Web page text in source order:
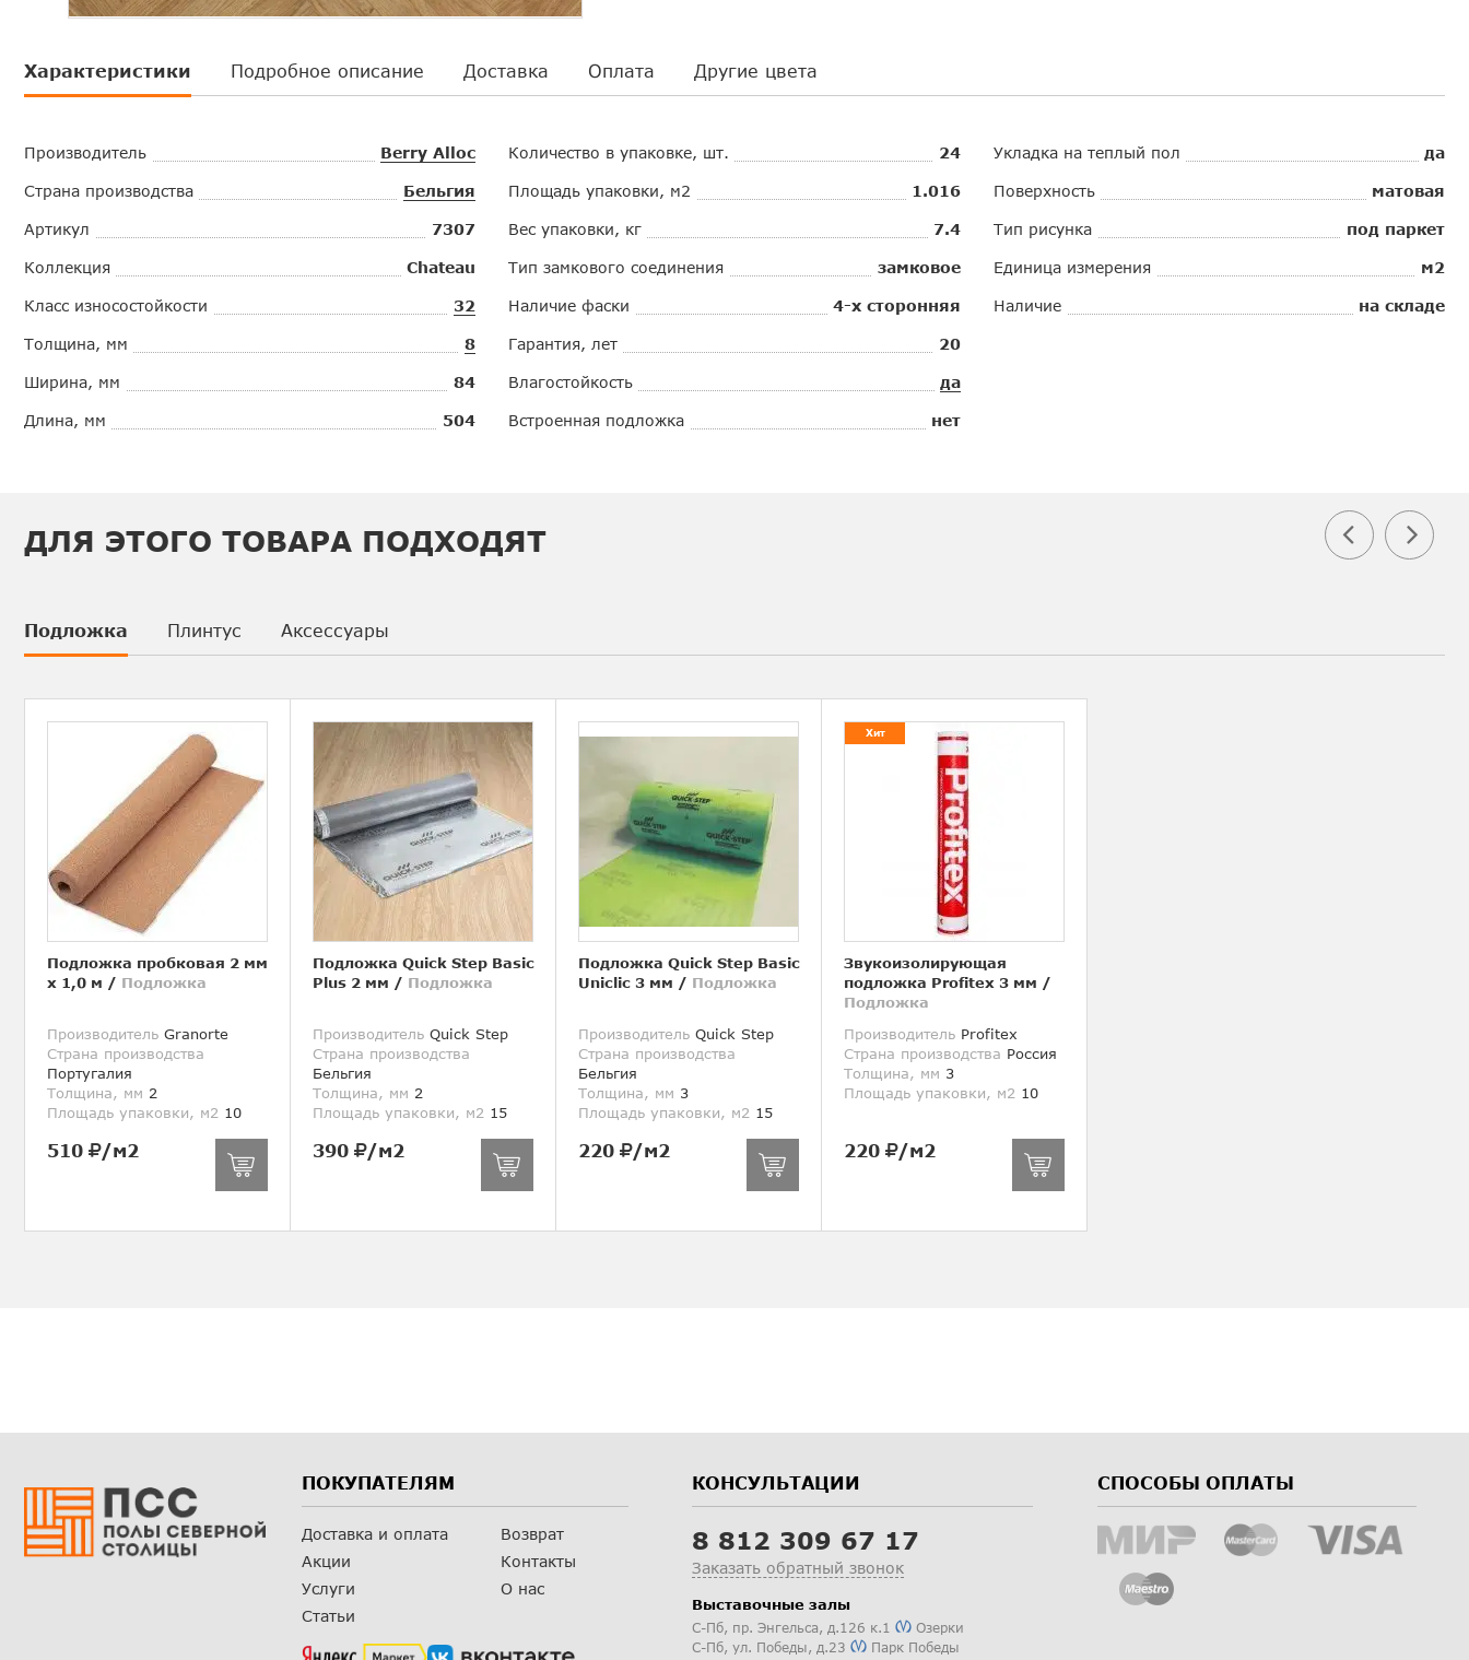
Характеристики Подробное описание Доставка Оплата Другие цвета
Производитель Berry Alloc
Страна производства Бельгия
Артикул 7307
Коллекция Chateau
Класс износостойкости 32
Толщина, мм 8
Ширина, мм 84
Длина, мм 504
Количество в упаковке, шт. 24
Площадь упаковки, м2 1.016
Вес упаковки, кг 7.4
Тип замкового соединения замковое
Наличие фаски 4-х сторонняя
Гарантия, лет 20
Влагостойкость да
Встроенная подложка нет
Укладка на теплый пол да
Поверхность матовая
Тип рисунка под паркет
Единица измерения м2
Наличие на складе
ДЛЯ ЭТОГО ТОВАРА ПОДХОДЯТ
Подложка Плинтус Аксессуары
Подложка пробковая 2 мм
х 1,0 м / Подложка
Производитель Granorte
Страна производства
Португалия
Толщина, мм 2
Площадь упаковки, м2 10
510 /м2
Подложка Quick Step Basic
Plus 2 мм / Подложка
Производитель Quick Step
Страна производства
Бельгия
Толщина, мм 2
Площадь упаковки, м2 15
390 /м2
Подложка Quick Step Basic
Uniclic 3 мм / Подложка
Производитель Quick Step
Страна производства
Бельгия
Толщина, мм 3
Площадь упаковки, м2 15
220 /м2
Хит
Звукоизолирующая
подложка Profitex 3 мм /
Подложка
Производитель Profitex
Страна производства Россия
Толщина, мм 3
Площадь упаковки, м2 10
220 /м2
ПОКУПАТЕЛЯМ
Доставка и оплата
Акции
Услуги
Статьи
Возврат
Контакты
О нас
КОНСУЛЬТАЦИИ
8 812 309 67 17
Заказать обратный звонок
Выставочные залы
С-Пб, пр. Энгельса, д.126 к.1
Озерки
С-Пб, ул. Победы, д.23 Парк Победы
СПОСОБЫ ОПЛАТЫ